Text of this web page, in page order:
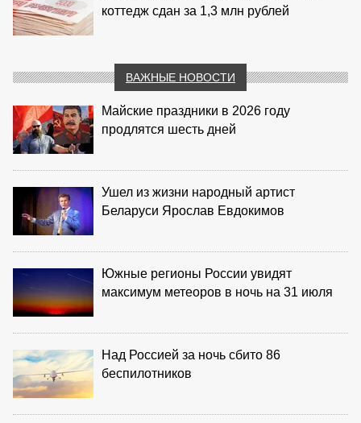
коттедж сдан за 1,3 млн рублей
ВАЖНЫЕ НОВОСТИ
Майские праздники в 2026 году
продлятся шесть дней
Ушел из жизни народный артист
Беларуси Ярослав Евдокимов
Южные регионы России увидят
максимум метеоров в ночь на 31 июля
Над Россией за ночь сбито 86
беспилотников